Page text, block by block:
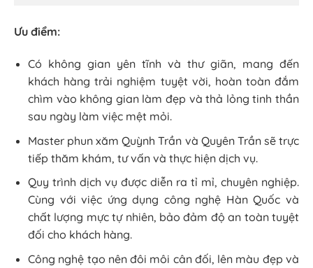
Ưu điểm:
Có không gian yên tĩnh và thư giãn, mang đến
khách hàng trải nghiệm tuyệt vời, hoàn toàn đắm
chìm vào không gian làm đẹp và thả lỏng tinh thần
sau ngày làm việc mệt mỏi.
Master phun xăm Quỳnh Trần và Quyên Trần sẽ trực
tiếp thăm khám, tư vấn và thực hiện dịch vụ.
Quy trình dịch vụ được diễn ra tỉ mỉ, chuyên nghiệp.
Cùng với việc ứng dụng công nghệ Hàn Quốc và
chất lượng mực tự nhiên, bảo đảm độ an toàn tuyệt
đối cho khách hàng.
Công nghệ tạo nên đôi môi cân đối, lên màu đẹp và